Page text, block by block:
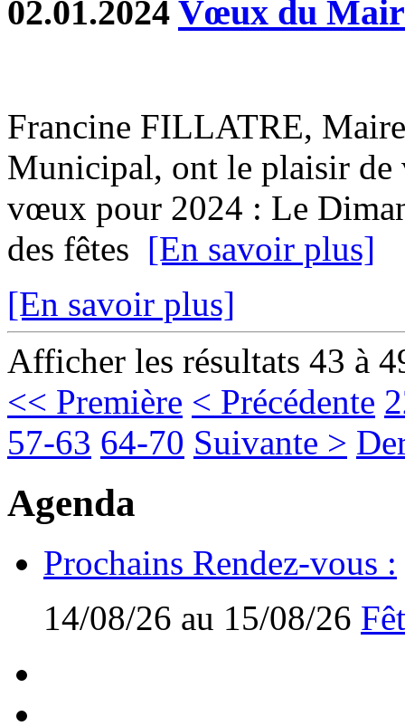
02.01.2024 Vœux du
Francine FILLATRE,
Municipal, ont le plaisir de
vœux pour 2024 : Le
des fêtes [En savoir plus]
[En savoir plus]
Afficher les résultats 43 à
<< Première < Précédente
57-63 64-70 Suivante >
Agenda
Prochains Rendez-vous :
14/08/26 au 15/08/26